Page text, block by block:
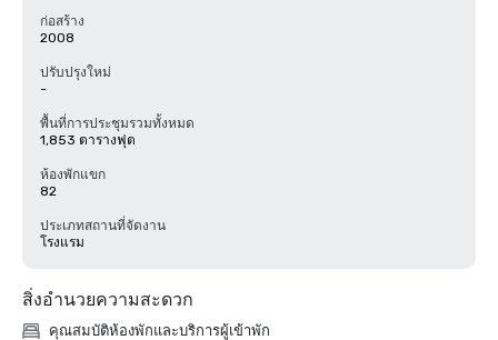
ก่อสร้าง
2008
ปรับปรุงใหม่
-
พื้นที่การประชุมรวมทั้งหมด
1,853 ตารางฟุต
ห้องพักแขก
82
ประเภทสถานที่จัดงาน
โรงแรม
สิ่งอำนวยความสะดวก
คุณสมบัติห้องพักและบริการผู้เข้าพัก